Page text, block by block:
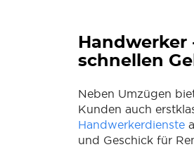
Handwerker
schnellen
Neben Umzügen
Kunden auch
Handwerkerdienste
und Geschick für